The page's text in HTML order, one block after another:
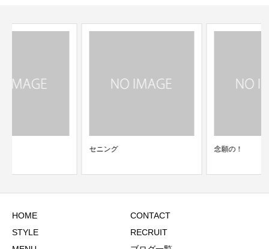
HOME
STYLE
CONTACT
RECRUIT